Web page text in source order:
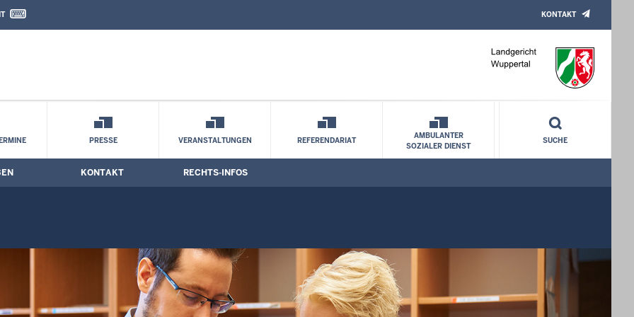
Kontaktformular
KONTAKT
PRESSE VERANSTALTUNGEN REFERENDARIAT
AMBULANTER
SOZIALER DIENST
SUCHE
KONTAKT RECHTS-INFOS